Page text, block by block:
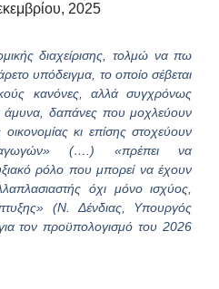
2025
διαχείρισης, τολμώ να πω
υπόδειγμα, το οποίο σέβεται
κανόνες, αλλά συγχρόνως
άμυνα, δαπάνες που μοχλεύουν
κι επίσης στοχεύουν
(….) «πρέπει να
ρόλο που μπορεί να έχουν
όχι μόνο ισχύος,
(Ν. Δένδιας, Υπουργός
τον προϋπολογισμό του 2026